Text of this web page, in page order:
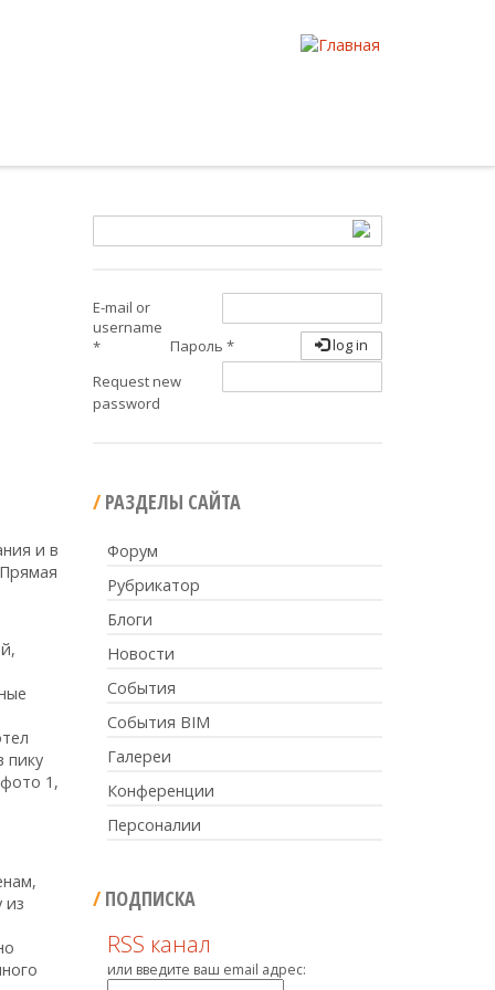
и в
пику
1,
из
E-mail or
username
*
Пароль *
Request new
password
log in
РАЗДЕЛЫ САЙТА
Форум
Рубрикатор
Блоги
Новости
События
События BIM
Галереи
Конференции
Персоналии
ПОДПИСКА
RSS канал
или введите ваш email адрес: